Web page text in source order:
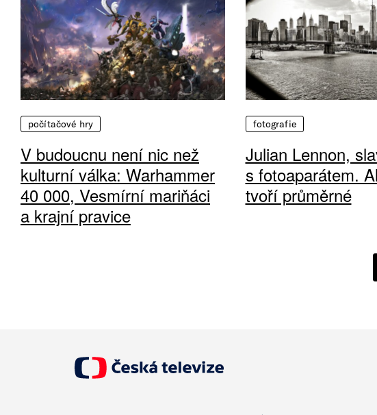
počítačové hry
V budoucnu není nic než
kulturní válka: Warhammer
40 000, Vesmírní mariňáci
a krajní pravice
fotografie
Julian Lennon,
s fotoaparátem.
tvoří průměrné